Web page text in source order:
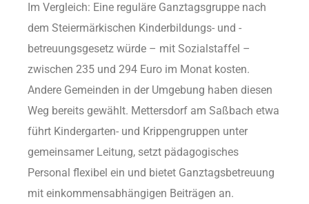
Im Vergleich: Eine reguläre Ganztagsgruppe nach
dem Steiermärkischen Kinderbildungs- und -
betreuungsgesetz würde – mit Sozialstaffel –
zwischen 235 und 294 Euro im Monat kosten.
Andere Gemeinden in der Umgebung haben diesen
Weg bereits gewählt. Mettersdorf am Saßbach etwa
führt Kindergarten- und Krippengruppen unter
gemeinsamer Leitung, setzt pädagogisches
Personal flexibel ein und bietet Ganztagsbetreuung
mit einkommensabhängigen Beiträgen an.